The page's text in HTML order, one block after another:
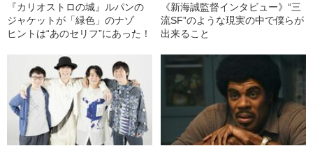
『カリオストロの城』ルパンの
ジャケットが「緑色」のナゾ
ヒントは“あのセリフ”にあった！
《新海誠監督インタビュー》“三
流SF”のような現実の中で僕らが
出来ること